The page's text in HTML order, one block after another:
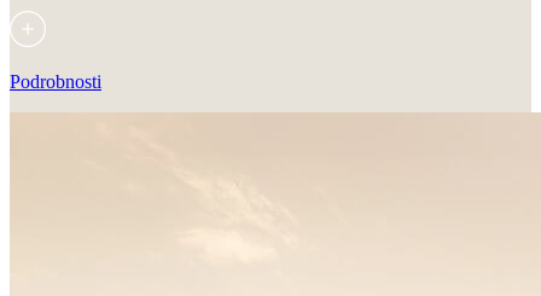
Podrobnosti